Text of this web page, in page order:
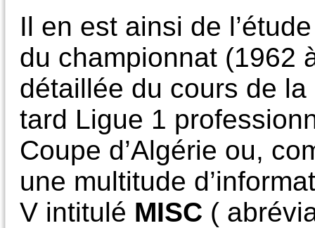
Il en est ainsi de
du championnat (1962
détaillée du cours de
tard Ligue 1
Coupe d’Algérie ou,
une multitude
V intitulé MISC (